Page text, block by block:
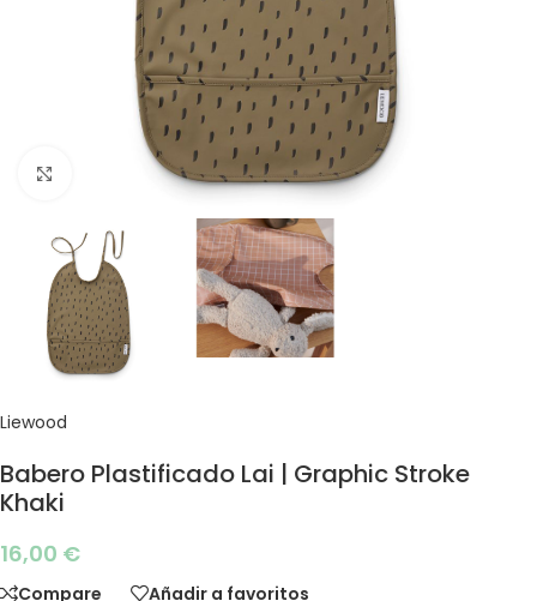
Click to enlarge
Liewood
Babero Plastificado Lai | Graphic Stroke
Khaki
16,00 €
Compare Añadir a favoritos